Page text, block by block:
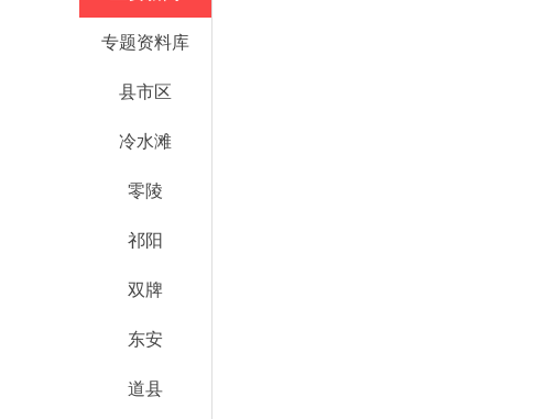
专题资料库
县市区
冷水滩
零陵
祁阳
双牌
东安
道县